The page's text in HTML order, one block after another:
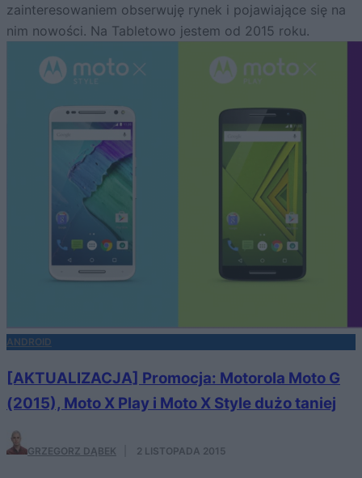
zainteresowaniem obserwuję rynek i pojawiające się na
nim nowości. Na Tabletowo jestem od 2015 roku.
ANDROID
[AKTUALIZACJA] Promocja: Motorola Moto G
(2015), Moto X Play i Moto X Style dużo taniej
GRZEGORZ DĄBEK 2 LISTOPADA 2015